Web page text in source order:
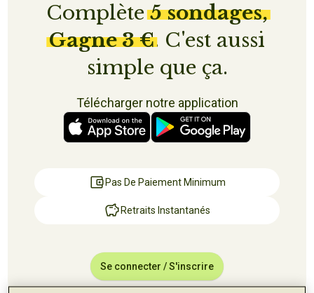
Complète5 sondages,
Gagne 3 €. C'est aussi
simple que ça.
Télécharger notre application
Pas De Paiement Minimum
Retraits Instantanés
Se connecter / S'inscrire